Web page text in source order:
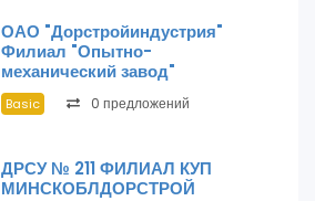
ОАО "Дорстройиндустрия"
Филиал "Опытно-
механический завод"
Basic 0 предложений
ДРСУ № 211 ФИЛИАЛ КУП
МИНСКОБЛДОРСТРОЙ